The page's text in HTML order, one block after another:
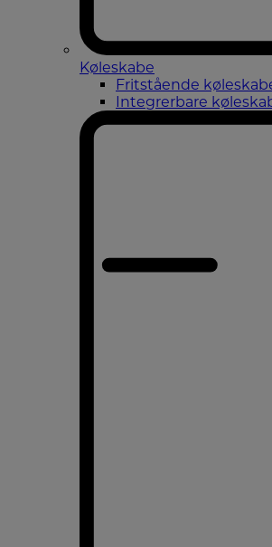
Køleskabe
Fritstående
Integrerbare